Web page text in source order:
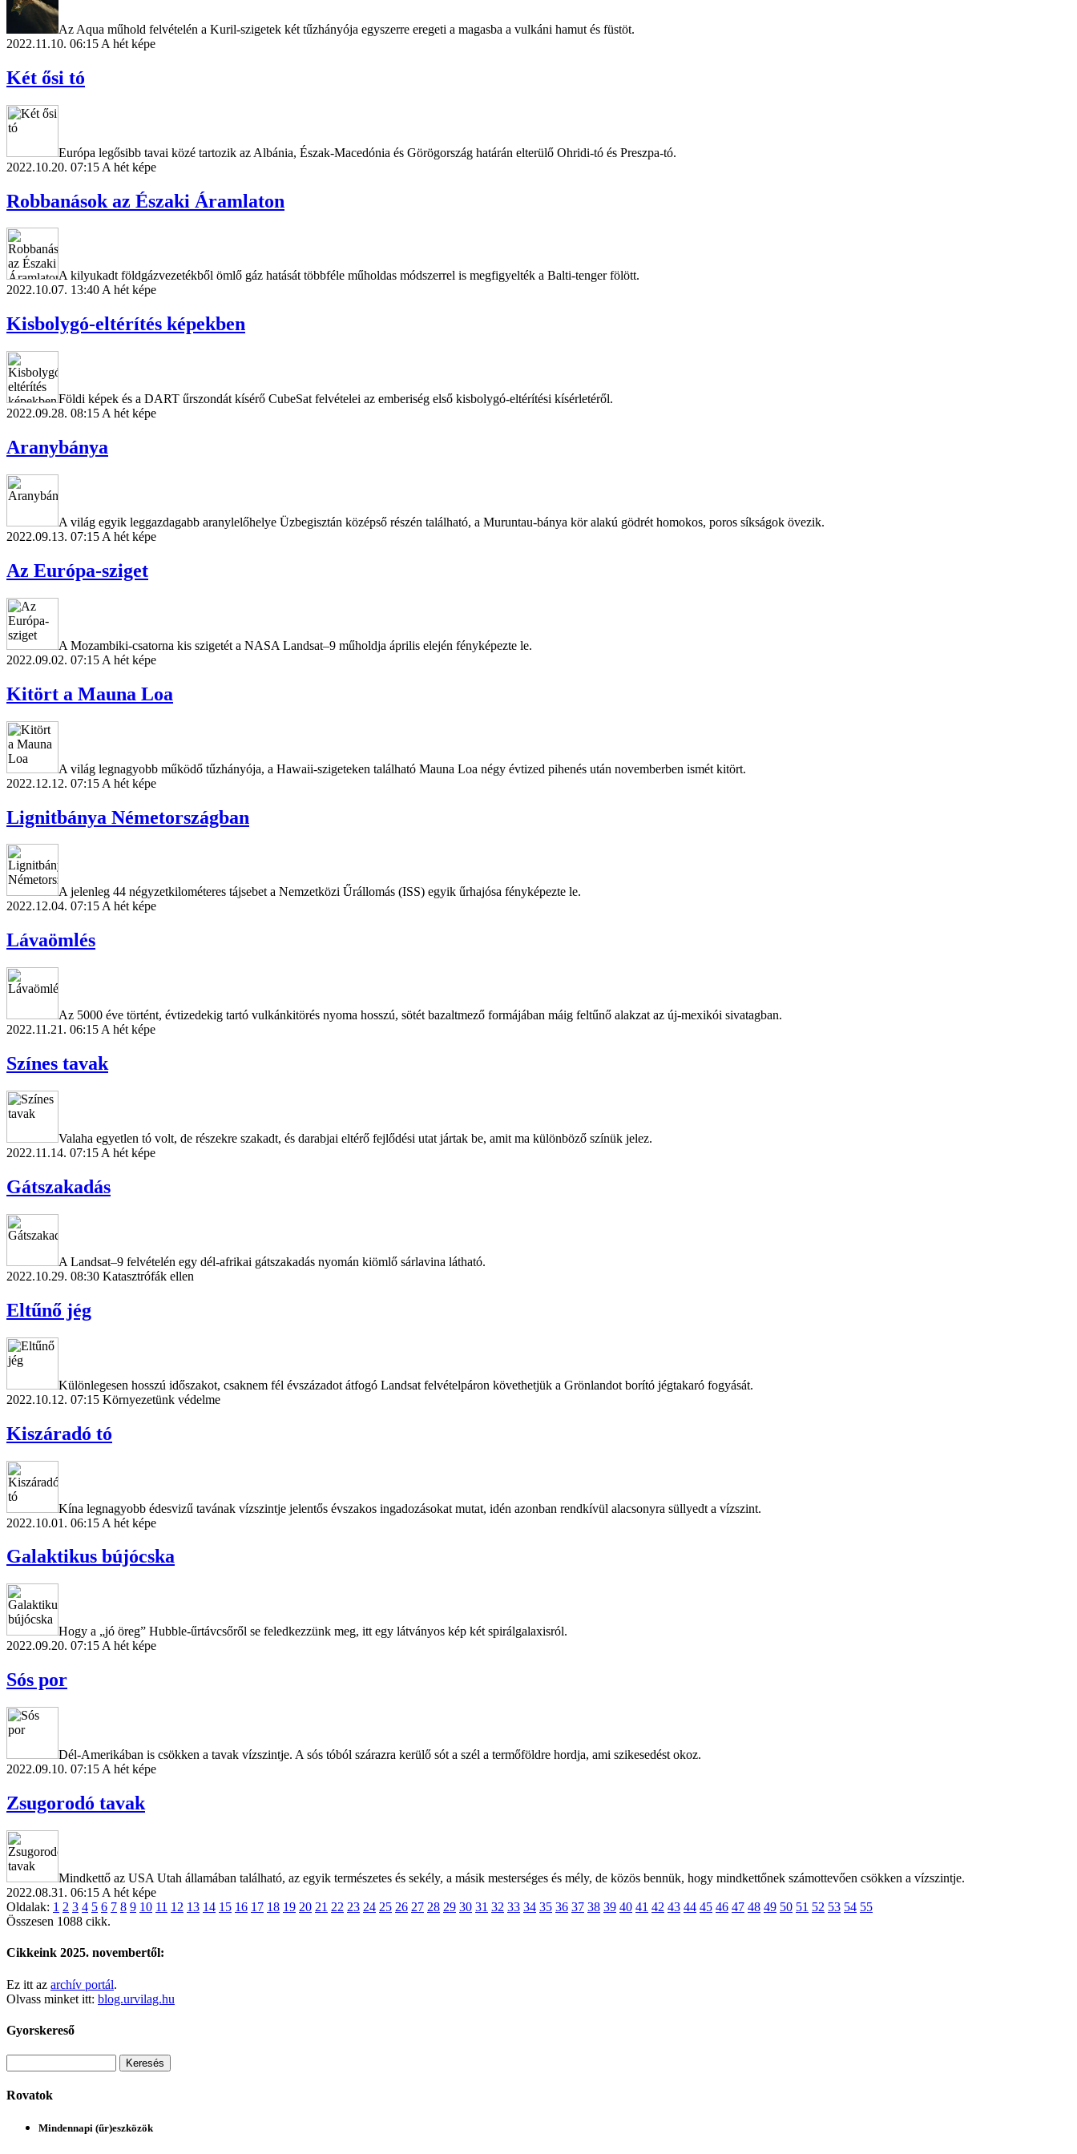
Az Aqua műhold felvételén a Kuril-szigetek két tűzhányója egyszerre eregeti a magasba a vulkáni hamut és füstöt.
2022.11.10. 06:15 A hét képe
Két ősi tó
Európa legősibb tavai közé tartozik az Albánia, Észak-Macedónia és Görögország határán elterülő Ohridi-tó és Preszpa-tó.
2022.10.20. 07:15 A hét képe
Robbanások az Északi Áramlaton
A kilyukadt földgázvezetékből ömlő gáz hatását többféle műholdas módszerrel is megfigyelték a Balti-tenger fölött.
2022.10.07. 13:40A hét képe
Kisbolygó-eltérítés képekben
Földi képek és a DART űrszondát kísérő CubeSat felvételei az emberiség első kisbolygó-eltérítési kísérletéről.
2022.09.28. 08:15 A hét képe
Aranybánya
A világ egyik leggazdagabb aranylelőhelye Üzbegisztán középső részén található, a Muruntau-bánya kör alakú gödrét homokos, poros síkságok övezik.
2022.09.13. 07:15 A hét képe
Az Európa-sziget
A Mozambiki-csatorna kis szigetét a NASA Landsat–9 műholdja április elején fényképezte le.
2022.09.02. 07:15 A hét képe
Kitört a Mauna Loa
A világ legnagyobb működő tűzhányója, a Hawaii-szigeteken található Mauna Loa négy évtized pihenés után novemberben ismét kitört.
2022.12.12. 07:15 A hét képe
Lignitbánya Németországban
A jelenleg 44 négyzetkilométeres tájsebet a Nemzetközi Űrállomás (ISS) egyik űrhajósa fényképezte le.
2022.12.04. 07:15A hét képe
Lávaömlés
Az 5000 éve történt, évtizedekig tartó vulkánkitörés nyoma hosszú, sötét bazaltmező formájában máig feltűnő alakzat az új-mexikói sivatagban.
2022.11.21. 06:15 A hét képe
Színes tavak
Valaha egyetlen tó volt, de részekre szakadt, és darabjai eltérő fejlődési utat jártak be, amit ma különböző színük jelez.
2022.11.14. 07:15 A hét képe
Gátszakadás
A Landsat–9 felvételén egy dél-afrikai gátszakadás nyomán kiömlő sárlavina látható.
2022.10.29. 08:30 Katasztrófák ellen
Eltűnő jég
Különlegesen hosszú időszakot, csaknem fél évszázadot átfogó Landsat felvételpáron követhetjük a Grönlandot borító jégtakaró fogyását.
2022.10.12. 07:15 Környezetünk védelme
Kiszáradó tó
Kína legnagyobb édesvizű tavának vízszintje jelentős évszakos ingadozásokat mutat, idén azonban rendkívül alacsonyra süllyedt a vízszint.
2022.10.01. 06:15 A hét képe
Galaktikus bújócska
Hogy a „jó öreg” Hubble-űrtávcsőről se feledkezzünk meg, itt egy látványos kép két spirálgalaxisról.
2022.09.20. 07:15 A hét képe
Sós por
Dél-Amerikában is csökken a tavak vízszintje. A sós tóból szárazra kerülő sót a szél a termőföldre hordja, ami szikesedést okoz.
2022.09.10. 07:15 A hét képe
Zsugorodó tavak
Mindkettő az USA Utah államában található, az egyik természetes és sekély, a másik mesterséges és mély, de közös bennük, hogy mindkettőnek számottevően csökken a vízszintje.
2022.08.31. 06:15 A hét képe
Oldalak: 1 2 3 4 5 6 7 8 9 10 11 12 13 14 15 16 17 18 19 20 21 22 23 24 25 26 27 28 29 30 31 32 33 34 35 36 37 38 39 40 41 42 43 44 45 46 47 48 49 50 51 52 53 54 55
Összesen 1088 cikk.
Cikkeink 2025. novembertől:
Ez itt az archív portál.
Olvass minket itt: blog.urvilag.hu
Gyorskereső
Rovatok
Mindennapi (űr)eszközök